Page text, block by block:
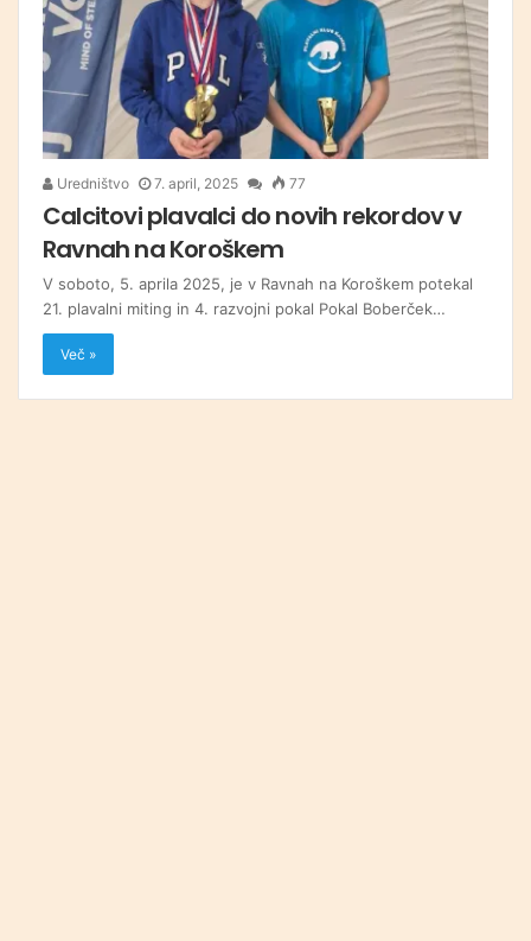
Uredništvo 7. april, 2025 77
Calcitovi plavalci do novih rekordov v
Ravnah na Koroškem
V soboto, 5. aprila 2025, je v Ravnah na Koroškem potekal
21. plavalni miting in 4. razvojni pokal Pokal Boberček…
Več »